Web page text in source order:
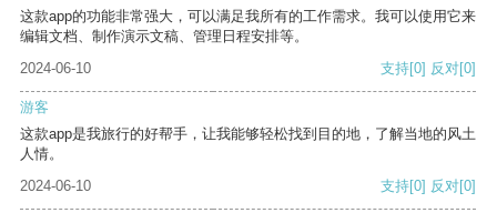
这款app的功能非常强大，可以满足我所有的工作需求。我可以使用它来
编辑文档、制作演示文稿、管理日程安排等。
2024-06-10
支持[0] 反对[0]
游客
这款app是我旅行的好帮手，让我能够轻松找到目的地，了解当地的风土
人情。
2024-06-10
支持[0] 反对[0]